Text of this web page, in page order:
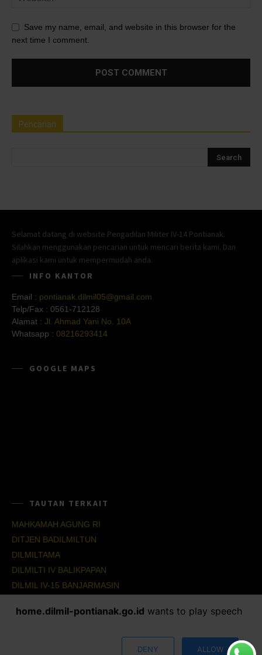
Save my name, email, and website in this browser for the
next time I comment.
Pencarian
Selamat datang di website Pengadilan Militer IV-14 Pontianak.
Silahkan menggunakan pencarian untuk mencari berita kami. Dan
aplikasi kami untuk mempermudah anda.
INFO KANTOR
Email : pontianak.dilmil05@gmail.com
Telp/Fax : 0561-712128
Alamat : Jl. Ahmad Yani No. 10A
Whatsapp : 08216293414
GOOGLE MAPS
TAUTAN TERKAIT
MAHKAMAH AGUNG RI
DITJEN BADILMILTUN
DILMILTAMA
DILMILTI IV BALIKPAPAN
DILMIL IV-15 BANJARMASIN
home.dilmil-pontianak.go.id wants to play speech
DENY ALLOW